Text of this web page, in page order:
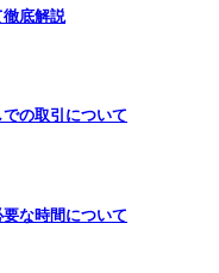
底解説
の取引について
な時間について